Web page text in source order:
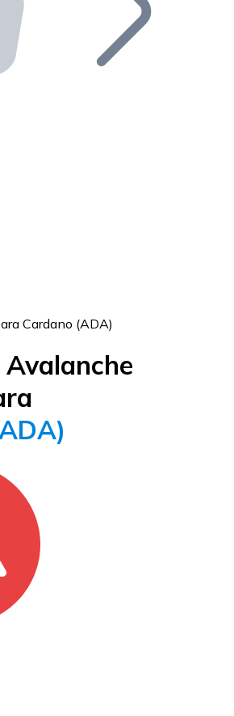
no seu ecossistema.
rede de revendedores e comercialize
do seu projeto ao nosso serviço de
Cardano (ADA)